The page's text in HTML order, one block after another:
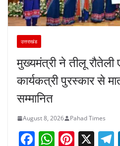
उत्तराखंड
मुख्यमंत्री ने तीलू
कार्यकत्री पुरस्कार से
सम्मानित
August 8, 2026 Pahad Times
F W Pi X